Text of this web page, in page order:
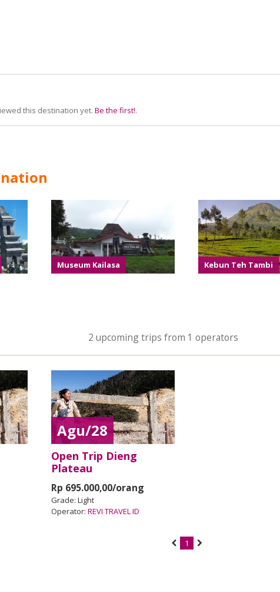
this destination yet. Be the first!.
Museum Kailasa Kebun Teh Tambi
2 upcoming trips from 1 operators
Agu/28
Open Trip Dieng
Plateau
Rp 695.000,00/orang
Grade: Light
Operator: REVI TRAVEL ID
1